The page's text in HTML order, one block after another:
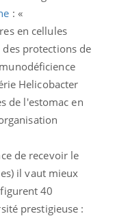
: «
en cellules
protections de
Helicobacter
de l'estomac en
de recevoir le
il vaut mieux
40
prestigieuse :